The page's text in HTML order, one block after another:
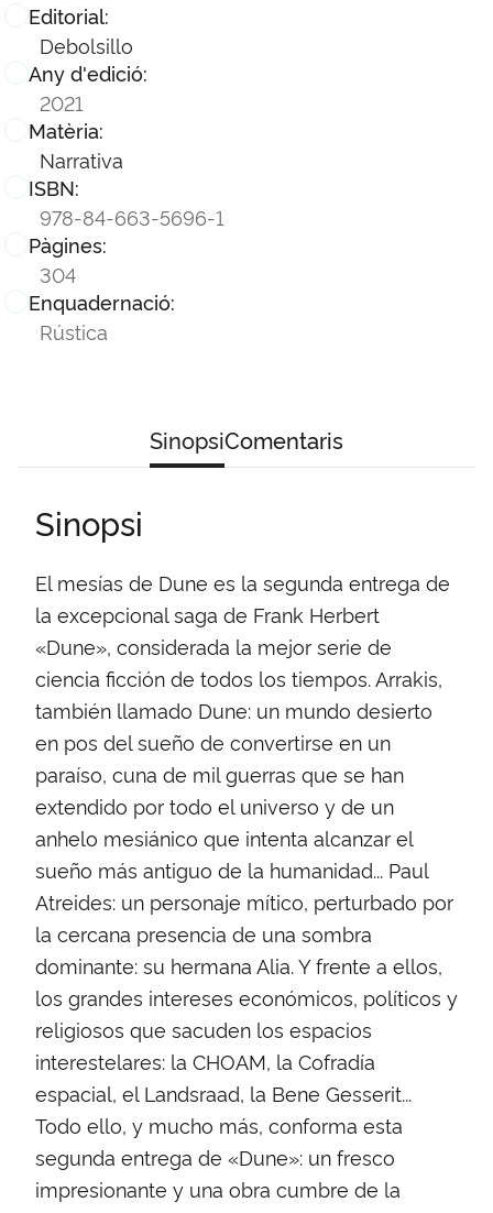
Editorial:
Debolsillo
Any d'edició:
2021
Matèria:
Narrativa
ISBN:
978-84-663-5696-1
Pàgines:
304
Enquadernació:
Rústica
SinopsiComentaris
Sinopsi
El mesías de Dune es la segunda entrega de
la excepcional saga de Frank Herbert
«Dune», considerada la mejor serie de
ciencia ficción de todos los tiempos. Arrakis,
también llamado Dune: un mundo desierto
en pos del sueño de convertirse en un
paraíso, cuna de mil guerras que se han
extendido por todo el universo y de un
anhelo mesiánico que intenta alcanzar el
sueño más antiguo de la humanidad... Paul
Atreides: un personaje mítico, perturbado por
la cercana presencia de una sombra
dominante: su hermana Alia. Y frente a ellos,
los grandes intereses económicos, políticos y
religiosos que sacuden los espacios
interestelares: la CHOAM, la Cofradía
espacial, el Landsraad, la Bene Gesserit...
Todo ello, y mucho más, conforma esta
segunda entrega de «Dune»: un fresco
impresionante y una obra cumbre de la